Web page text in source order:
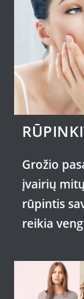
Grožio
įvairių
rūpintis
reikia